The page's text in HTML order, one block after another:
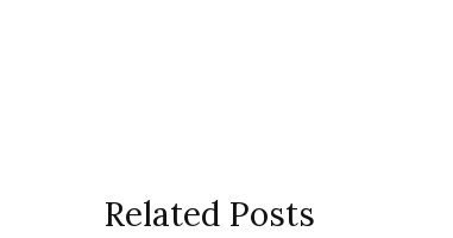
Related Posts